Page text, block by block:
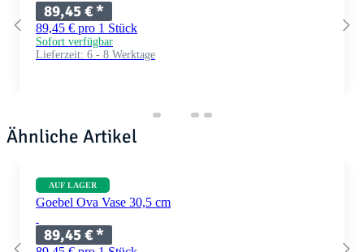
89,45 €*
89,45 € pro 1 Stück
Sofort verfügbar
Lieferzeit: 6 - 8 Werktage
Ähnliche Artikel
AUF LAGER
Goebel Ova Vase 30,5 cm
89,45 €*